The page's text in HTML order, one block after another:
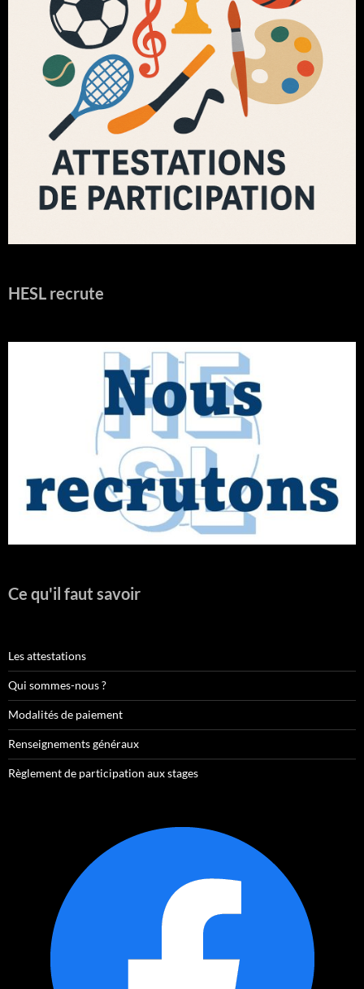
HESL recrute
Ce qu'il faut savoir
Les attestations
Qui sommes-nous ?
Modalités de paiement
Renseignements généraux
Règlement de participation aux stages